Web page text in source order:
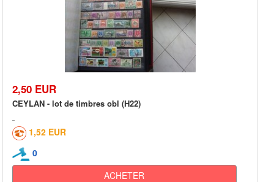
2,50 EUR
CEYLAN - lot de timbres obl (H22)
1,52 EUR
0
ACHETER